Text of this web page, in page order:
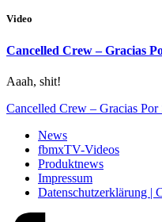
Video
Cancelled Crew – Gracias
Aaah, shit!
Cancelled Crew – Gracias Por
News
fbmxTV-Videos
Produktnews
Impressum
Datenschutzerklärung |